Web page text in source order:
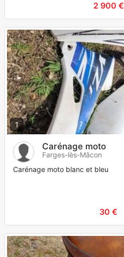
2 900 €
1
Carénage moto
Farges-lès-Mâcon
Carénage moto blanc et bleu
30 €